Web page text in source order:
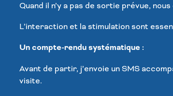
Quand il n’y a pas de sortie prévue,
L’interaction et la stimulation sont
Un compte-rendu systématique :
Avant de partir, j’envoie un SMS
visite.